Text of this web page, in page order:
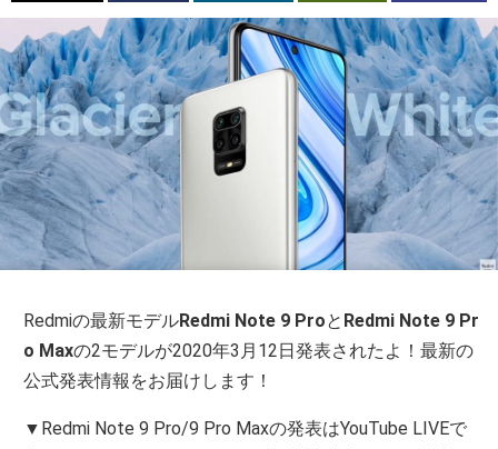
Redmiの最新モデルRedmi Note 9 Proと Redmi Note 9 Pr
o Maxの2モデルが2020年3月12日発表されたよ！最新の
公式発表情報をお届けします！
▼Redmi Note 9 Pro/9 Pro Maxの発表はYouTube LIVEで